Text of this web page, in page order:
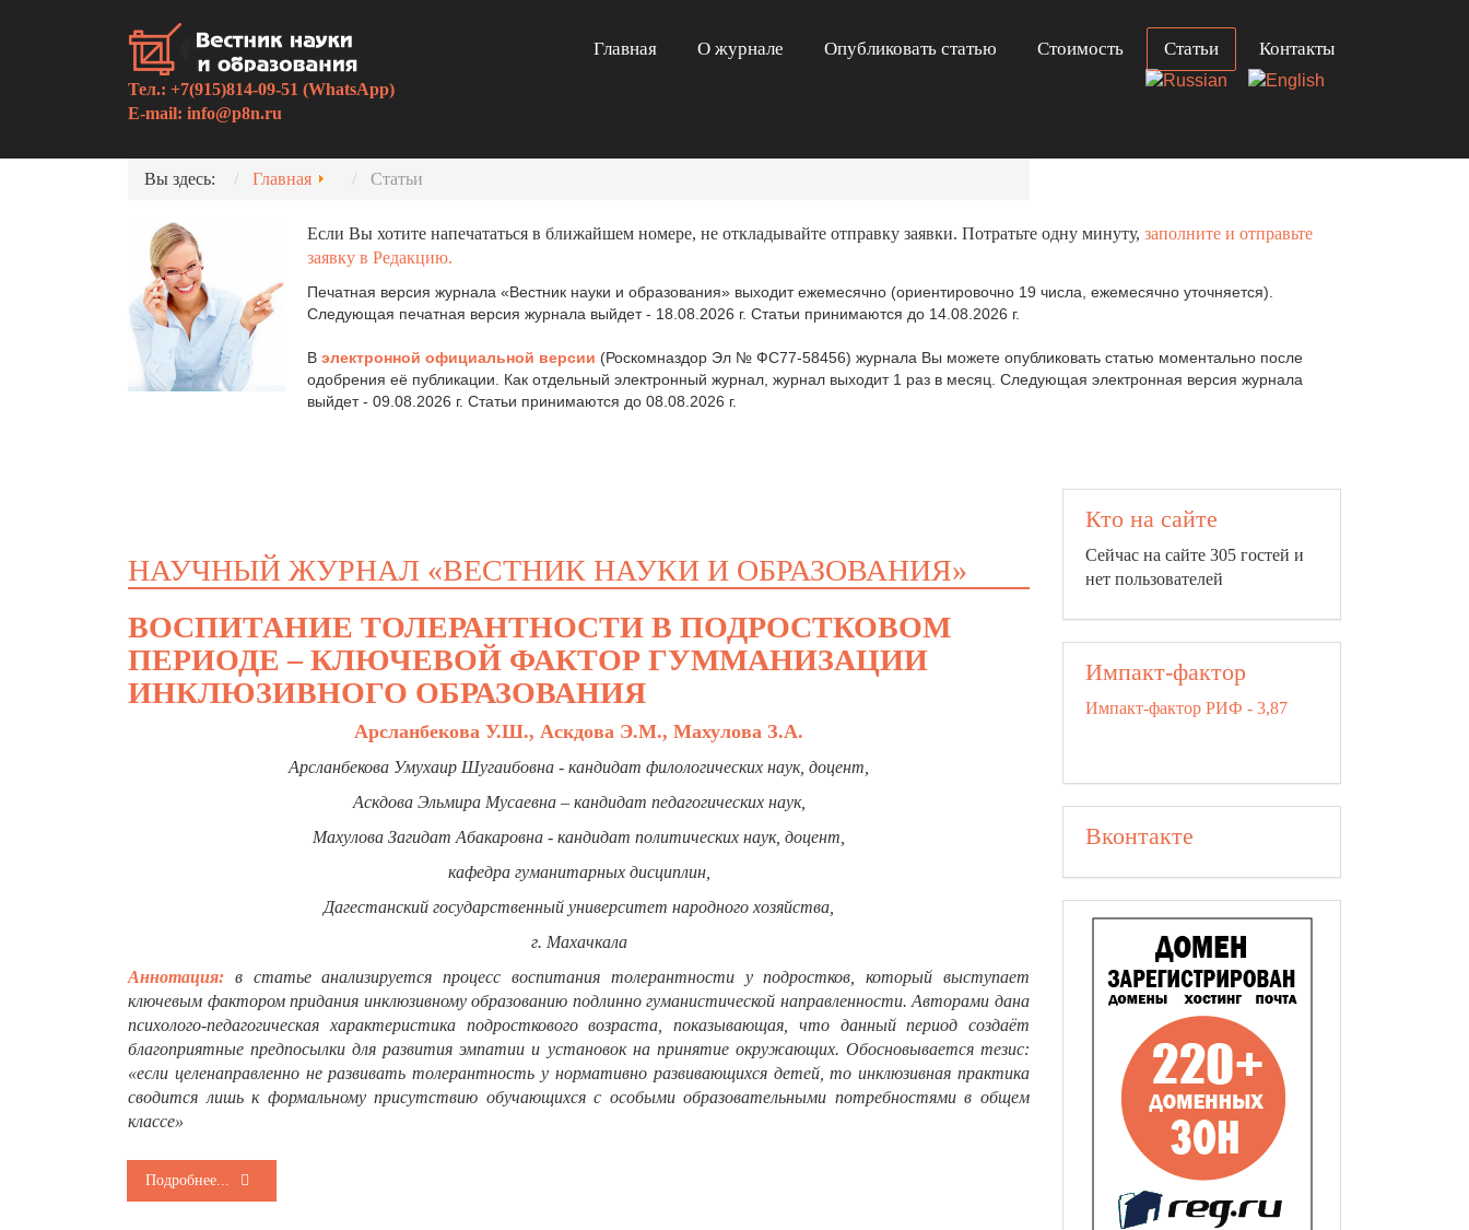
Тел.: +7(915)814-09-51 (WhatsApp)
E-mail: info@p8n.ru
Главная О журнале Опубликовать статью Стоимость Статьи Контакты
Вы здесь: Главная Статьи
Если Вы хотите напечататься в ближайшем номере, не откладывайте отправку заявки. Потратьте одну минуту, заполните и отправьте
заявку в Редакцию.
Печатная версия журнала «Вестник науки и образования» выходит ежемесячно (ориентировочно 19 числа, ежемесячно уточняется).
Следующая печатная версия журнала выйдет - 18.08.2026 г. Статьи принимаются до 14.08.2026 г.
В электронной официальной версии (Роскомназдор Эл № ФС77-58456) журнала Вы можете опубликовать статью моментально после
одобрения её публикации. Как отдельный электронный журнал, журнал выходит 1 раз в месяц. Следующая электронная версия журнала
выйдет - 09.08.2026 г. Статьи принимаются до 08.08.2026 г.
НАУЧНЫЙ ЖУРНАЛ «ВЕСТНИК НАУКИ И ОБРАЗОВАНИЯ»
ВОСПИТАНИЕ ТОЛЕРАНТНОСТИ В ПОДРОСТКОВОМ
ПЕРИОДЕ – КЛЮЧЕВОЙ ФАКТОР ГУММАНИЗАЦИИ
ИНКЛЮЗИВНОГО ОБРАЗОВАНИЯ
Арсланбекова У.Ш., Аскдова Э.М., Махулова З.А.
Арсланбекова Умухаир Шугаибовна - кандидат филологических наук, доцент,
Аскдова Эльмира Мусаевна – кандидат педагогических наук,
Махулова Загидат Абакаровна - кандидат политических наук, доцент,
кафедра гуманитарных дисциплин,
Дагестанский государственный университет народного хозяйства,
г. Махачкала
Аннотация: в статье анализируется процесс воспитания толерантности у подростков, который выступает
ключевым фактором придания инклюзивному образованию подлинно гуманистической направленности. Авторами дана
психолого-педагогическая характеристика подросткового возраста, показывающая, что данный период создаёт
благоприятные предпосылки для развития эмпатии и установок на принятие окружающих. Обосновывается тезис:
«если целенаправленно не развивать толерантность у нормативно развивающихся детей, то инклюзивная практика
сводится лишь к формальному присутствию обучающихся с особыми образовательными потребностями в общем
классе»
Подробнее...
Кто на сайте
Сейчас на сайте 305 гостей и
нет пользователей
Импакт-фактор
Импакт-фактор РИФ - 3,87
Вконтакте